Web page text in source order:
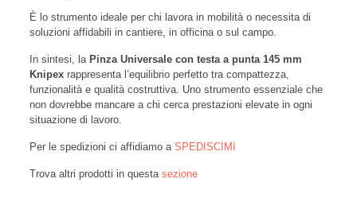
È lo strumento ideale per chi lavora in mobilità o necessita di
soluzioni affidabili in cantiere, in officina o sul campo.
In sintesi, la Pinza Universale con testa a punta 145 mm
Knipexrappresenta l’equilibrio perfetto tra compattezza,
funzionalità e qualità costruttiva. Uno strumento essenziale che
non dovrebbe mancare a chi cerca prestazioni elevate in ogni
situazione di lavoro.
Per le spedizioni ci affidiamo a SPEDISCIMI
Trova altri prodotti in questa sezione